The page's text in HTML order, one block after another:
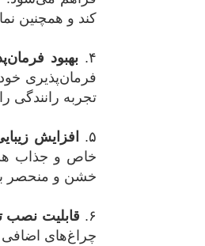
کند و همچنین
۴. بهبود
فرمان‌پذیری
تجربه رانندگی
۵. افزایش
خاص و جذاب
خشن و منحصر
۶. قابلیت نصب
چراغ‌های